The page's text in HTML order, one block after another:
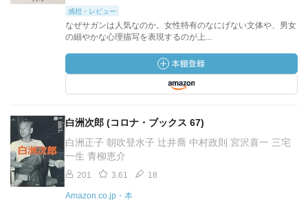
感想・レビュー
なぜサガンは人気なのか。女性特有のなにげない文体や、男女
の細やかな心理描写を表現するのが上...
白洲次郎 (コロナ・ブックス 67)
白洲正子 朝吹登水子 辻井喬 中村政則 宮沢喜一 三宅
一生 青柳恵介
201 3.61 18
Amazon.co.jp・本